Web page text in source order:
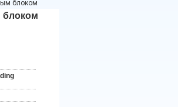
блоком
блоком